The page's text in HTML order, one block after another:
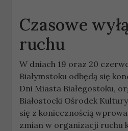
Czasowe
ruchu
W dniach 19 oraz 20
Białymstoku odbędą się
Dni Miasta Białegostoku,
Białostocki Ośrodek
się z koniecznością
zmian w organizacji ruchu